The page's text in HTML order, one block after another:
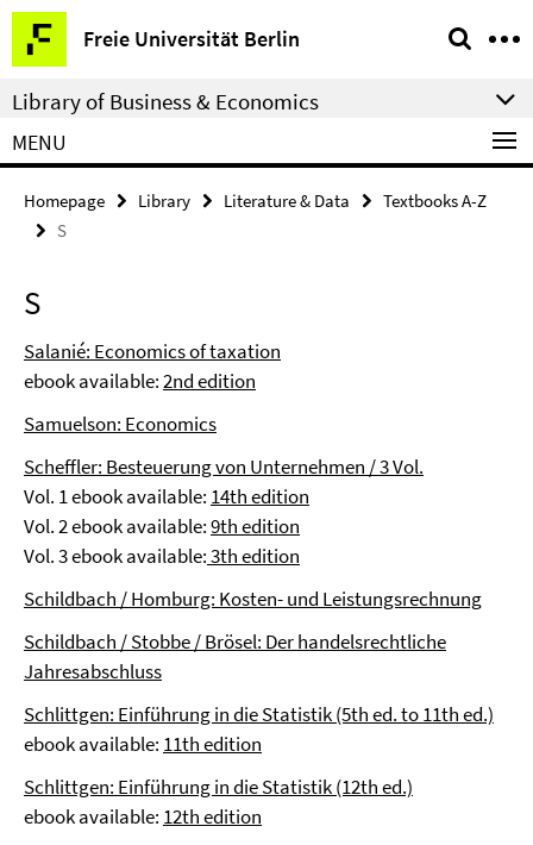
Springe
direkt
zu
Inhalt
Freie Universität Berlin
Service
Navigation
Library of Business & Economics
MENU
Homepage Library Literature & Data
Textbooks A-Z
S
S
Salanié: Economics of taxation
ebook available:2nd edition
Samuelson: Economics
Scheffler: Besteuerung von Unternehmen / 3 Vol.
Vol. 1 ebook available: 14th edition
Vol. 2 ebook available:9th edition
Vol. 3 ebook available:3th edition
Schildbach / Homburg: Kosten- und Leistungsrechnung
Schildbach / Stobbe / Brösel: Der handelsrechtliche
Jahresabschluss
Schlittgen: Einführung in die Statistik (5th ed. to 11th ed.)
ebook available: 11th edition
Schlittgen: Einführung in die Statistik (12th ed.)
ebook available: 12th edition